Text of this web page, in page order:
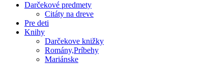
Darčekové predmety
Citáty na dreve
Pre deti
Knihy
Darčekove knižky
Romány,Príbehy
Mariánske